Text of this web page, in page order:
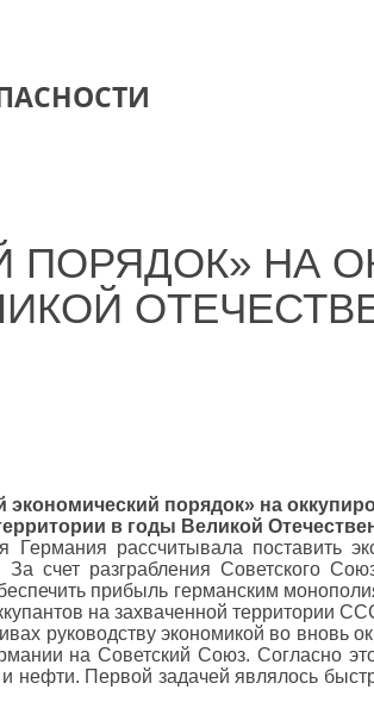
НА
порядок» на
в годы Великой
рассчитывала поставить
За счет разграбления Советского
прибыль германским
на захваченной территории
руководству экономикой во вновь
на Советский Союз. Согласно
нефти. Первой задачей являлось